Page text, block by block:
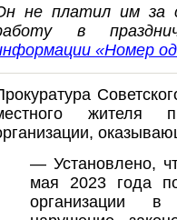
не платил им за
в
«Номер
жителя
— Установлено,
мая 2023 года
организации